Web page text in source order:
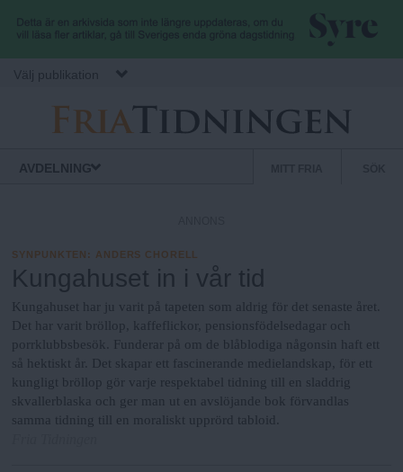
Hoppa till huvudinnehåll
Välj publikation
F
i
a
.
N
AVDELNING
n
d
ä
r
m
e
n
SYNPUNKTEN : ANDERS CHORELL
Kungahuset in i vår tid
Kungahuset har ju varit på tapeten som aldrig för det senaste året.
Det har varit bröllop, kaffeflickor, pensionsfödelsedagar och
porrklubbsbesök. Funderar på om de blåblodiga någonsin haft ett
så hektiskt år. Det skapar ett fascinerande medielandskap, för ett
kungligt bröllop gör varje respektabel tidning till en sladdrig
skvallerblaska och ger man ut en avslöjande bok förvandlas
samma tidning till en moraliskt upprörd tabloid.